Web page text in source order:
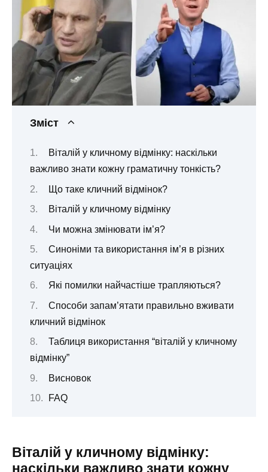
Зміст
Віталій у кличному відмінку: наскільки
важливо знати кожну граматичну тонкість?
Що таке кличний відмінок?
Віталій у кличному відмінку
Чи можна змінювати ім’я?
Синоніми та використання ім’я в різних
ситуаціях
Які помилки найчастіше трапляються?
Способи запам’ятати правильно вживати
кличний відмінок
Таблиця використання “віталій у кличному
відмінку”
Висновок
FAQ
Віталій у кличному відмінку:
наскільки важливо знати кожну